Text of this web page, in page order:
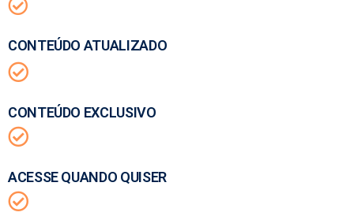
CONTEÚDO ATUALIZADO
CONTEÚDO EXCLUSIVO
ACESSE QUANDO QUISER